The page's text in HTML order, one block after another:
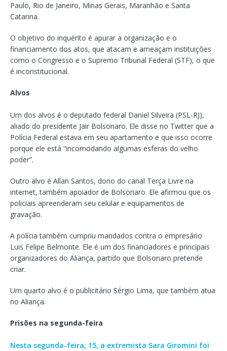
Paulo, Rio de Janeiro, Minas Gerais, Maranhão e Santa
Catarina.
O objetivo do inquérito é apurar a organização e o
financiamento dos atos, que atacam e ameaçam instituições
como o Congresso e o Supremo Tribunal Federal (STF), o que
é inconstitucional.
Alvos
Um dos alvos é o deputado federal Daniel Silveira (PSL-RJ),
aliado do presidente Jair Bolsonaro. Ele disse no Twitter que a
Polícia Federal estava em seu apartamento e que isso ocorre
porque ele está “incomodando algumas esferas do velho
poder”.
Outro alvo é Allan Santos, dono do canal Terça Livre na
internet, também apoiador de Bolsonaro. Ele afirmou que os
policiais apreenderam seu celular e equipamentos de
gravação.
A polícia também cumpriu mandados contra o empresário
Luis Felipe Belmonte. Ele é um dos financiadores e principais
organizadores do Aliança, partido que Bolsonaro pretende
criar.
Um quarto alvo é o publicitário Sérgio Lima, que também atua
no Aliança.
Prisões na segunda-feira
Nesta segunda-feira, 15, a extremista Sara Giromini foi